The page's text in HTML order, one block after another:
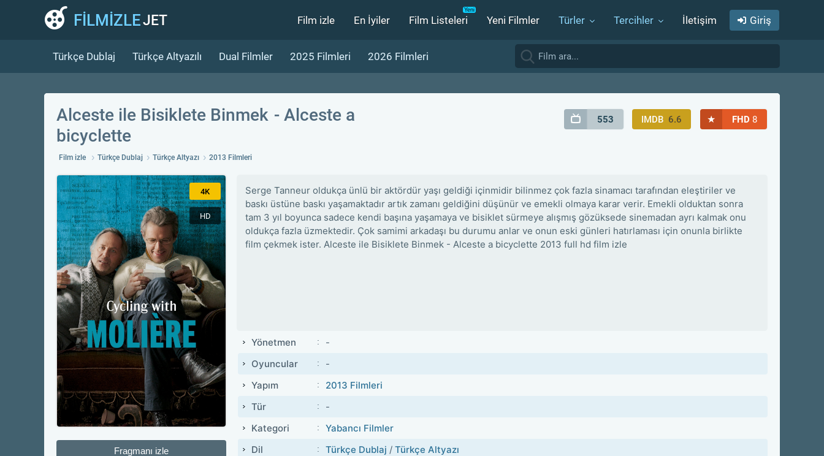
FİLMİZLEJET Film izle En İyiler Film Listeleri Yeni Filmler Türler Tercihler İletişim Giriş
Türkçe Dublaj Türkçe Altyazılı Dual Filmler 2025 Filmleri 2026 Filmleri
Alceste ile Bisiklete Binmek
Alceste a
bicyclette
Film izle Türkçe Dublaj Türkçe Altyazı 2013 Filmleri
553 IMDB 6.6 ★ FHD 8
4K
HD
Fragmanı izle
Serge Tanneur oldukça ünlü bir aktördür yaşı geldiği içinmidir bilinmez çok fazla sinamacı tarafından eleştiriler ve
baskı üstüne baskı yaşamaktadır artık zamanı geldiğini düşünür ve emekli olmaya karar verir. Emekli olduktan sonra
tam 3 yıl boyunca sadece kendi başına yaşamaya ve bisiklet sürmeye alışmış gözüksede sinemadan ayrı kalmak onu
oldukça fazla üzmektedir. Çok samimi arkadaşı bu durumu anlar ve onun eski günleri hatırlaması için onunla birlikte
film çekmek ister. Alceste ile Bisiklete Binmek - Alceste a bicyclette 2013 full hd film izle
Yönetmen
-
Oyuncular
-
Yapım
2013 Filmleri
Tür
-
Kategori
Yabancı Filmler
Dil
Türkçe Dublaj / Türkçe Altyazı